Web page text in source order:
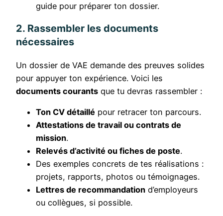
guide pour préparer ton dossier.
2. Rassembler les documents
nécessaires
Un dossier de VAE demande des preuves solides
pour appuyer ton expérience. Voici les
documents courants que tu devras rassembler :
Ton CV détaillé pour retracer ton parcours.
Attestations de travail ou contrats de
mission.
Relevés d’activité ou fiches de poste.
Des exemples concrets de tes réalisations :
projets, rapports, photos ou témoignages.
Lettres de recommandation d’employeurs
ou collègues, si possible.